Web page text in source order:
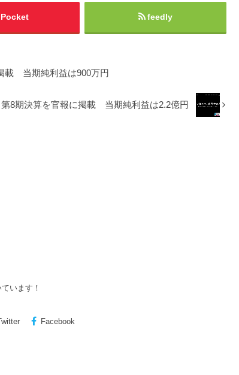
Pocket feedly
載 当期純利益は900万円
8期決算を官報に掲載 当期純利益は2.2億円
います！
Facebook